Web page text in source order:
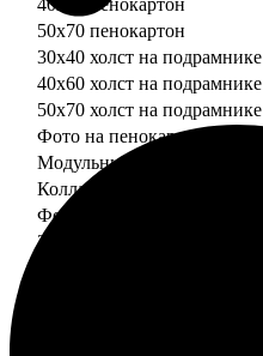
50х70 пенокартон
30х40 холст на подрамнике
40х60 холст на подрамнике
50х70 холст на подрамнике
Фото на пенокартоне
Модульный пенокартон
Коллаж на пенокартоне
ФотоМозаика
30х40 пенокартон